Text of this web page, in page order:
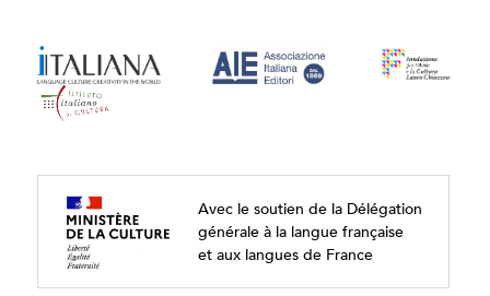
Avec le soutien de la Délégation
générale à la langue française
et aux langues de France